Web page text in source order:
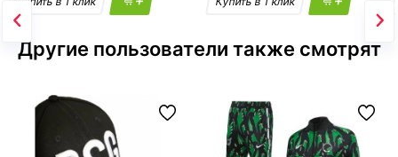
Другие пользователи также смотрят